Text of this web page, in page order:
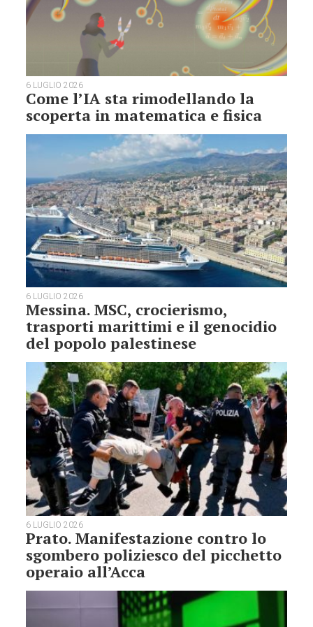
6 LUGLIO 2026
Come l’IA sta rimodellando la
scoperta in matematica e fisica
6 LUGLIO 2026
Messina. MSC, crocierismo,
trasporti marittimi e il genocidio
del popolo palestinese
6 LUGLIO 2026
Prato. Manifestazione contro lo
sgombero poliziesco del picchetto
operaio all’Acca